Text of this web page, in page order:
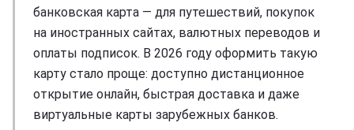
банковская карта — для путешествий, покупок
на иностранных сайтах, валютных переводов и
оплаты подписок. В 2026 году оформить такую
карту стало проще: доступно дистанционное
открытие онлайн, быстрая доставка и даже
виртуальные карты зарубежных банков.